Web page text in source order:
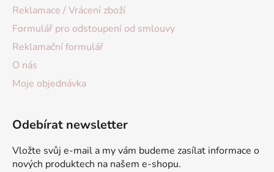
Reklamace / Vrácení zboží
Formulář pro odstoupení od smlouvy
Reklamační formulář
O nás
Moje objednávka
Odebírat newsletter
Vložte svůj e-mail a my vám budeme zasílat informace o
nových produktech na našem e-shopu.